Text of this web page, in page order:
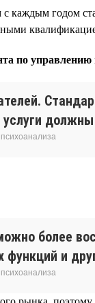
каждым годом
по управлению
услуги
более
и